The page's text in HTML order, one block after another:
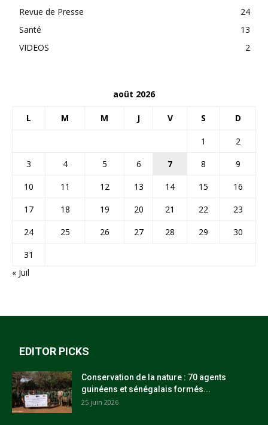
Revue de Presse
24
Santé
13
VIDEOS
2
août 2026
L M M J V S D
1
2
3
4 5 6 7 8
9
10
11 12 13 14 15
16
17
18 19 20 21 22
23
24
25 26 27 28 29
30
31
« Juil
EDITOR PICKS
Conservation de la nature : 70 agents
guinéens et sénégalais formés...
25 juin 2026